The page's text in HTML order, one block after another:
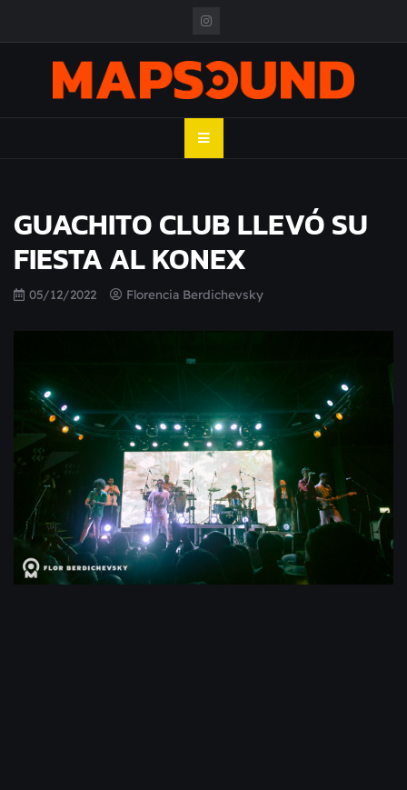
MAPSOUND
GUACHITO CLUB LLEVÓ SU
FIESTA AL KONEX
05/12/2022 Florencia Berdichevsky